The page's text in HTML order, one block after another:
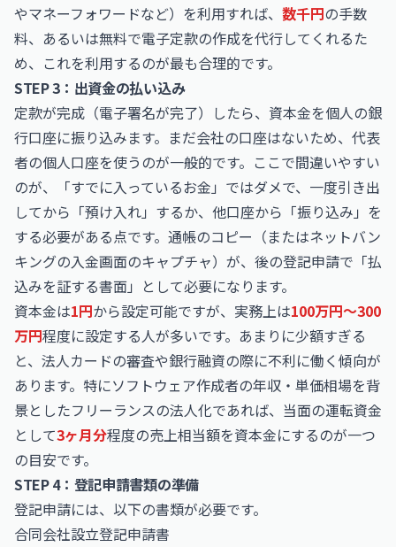
やマネーフォワードなど）を利用すれば、 数千円の手数
料、あるいは無料で電子定款の作成を代行してくれるた
め、これを利用するのが最も合理的です。
STEP 3：出資金の払い込み
定款が完成（電子署名が完了）したら、資本金を個人の銀
行口座に振り込みます。まだ会社の口座はないため、代表
者の個人口座を使うのが一般的です。ここで間違いやすい
のが、「すでに入っているお金」ではダメで、一度引き出
してから「預け入れ」するか、他口座から「振り込み」を
する必要がある点です。通帳のコピー（またはネットバン
キングの入金画面のキャプチャ）が、後の登記申請で「払
込みを証する書面」として必要になります。
資本金は1円から設定可能ですが、実務上は100万円〜300
万円程度に設定する人が多いです。あまりに少額すぎる
と、法人カードの審査や銀行融資の際に不利に働く傾向が
あります。特にソフトウェア作成者の年収・単価相場を背
景としたフリーランスの法人化であれば、当面の運転資金
として3ヶ月分程度の売上相当額を資本金にするのが一つ
の目安です。
STEP 4：登記申請書類の準備
登記申請には、以下の書類が必要です。
合同会社設立登記申請書